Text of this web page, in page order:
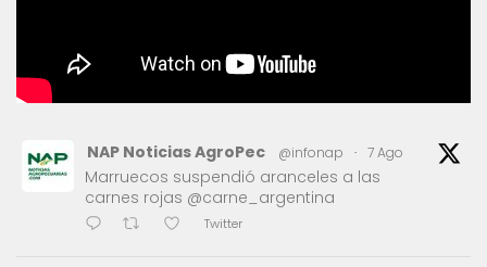
NAP Noticias AgroPec @infonap · 7 Ago
Marruecos suspendió aranceles a las
carnes rojas @carne_argentina
Twitter